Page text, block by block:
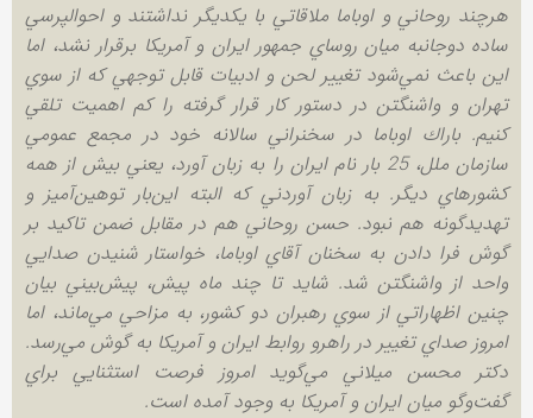
هرچند روحاني و اوباما ملاقاتي با يكديگر نداشتند و احوالپرسي
ساده دوجانبه ميان روساي جمهور ايران و آمريكا برقرار نشد، اما
اين باعث نمي‌شود تغيير لحن و ادبيات قابل توجهي كه از سوي
تهران و واشنگتن در دستور كار قرار گرفته را كم اهميت تلقي
كنيم. باراك اوباما در سخنراني سالانه خود در مجمع عمومي
سازمان ملل، 25 بار نام ايران را به زبان آورد، يعني بيش از همه
كشورهاي ديگر. به زبان آوردني كه البته اين‌بار توهين‌آميز و
تهديدگونه هم نبود. حسن روحاني هم در مقابل ضمن تاكيد بر
گوش فرا دادن به سخنان آقاي اوباما، خواستار شنيدن صدايي
واحد از واشنگتن شد. شايد تا چند ماه پيش، پيش‌بيني بيان
چنين اظهاراتي از سوي رهبران دو كشور، به مزاحي مي‌ماند، اما
امروز صداي تغيير در راهرو روابط ايران و آمريكا به گوش مي‌رسد.
دكتر محسن ميلاني مي‌گويد امروز فرصت استثنايي براي
گفت‌وگو ميان ايران و آمريكا به وجود آمده است.